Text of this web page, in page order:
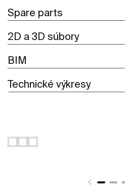
Spare parts
2D a 3D súbory
BIM
Technické výkresy